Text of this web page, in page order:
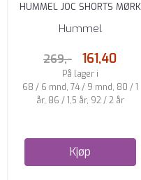
HUMMEL JOC SHORTS MØRK
Hummel
269,- 161,40
På lager i
68 / 6 mnd, 74 / 9 mnd, 80 / 1
år, 86 / 1,5 år, 92 / 2 år
Kjøp